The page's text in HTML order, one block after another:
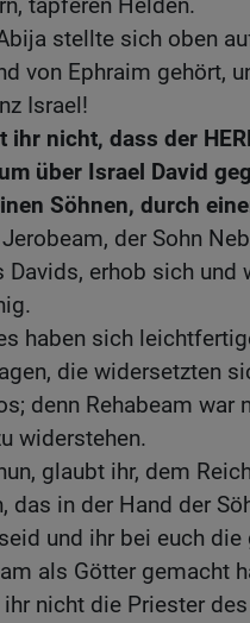
tapferen Helden.
stellte sich oben
von Ephraim gehört,
Israel!
ihr nicht, dass der
über Israel David
Söhnen, durch
der Sohn
Davids, erhob sich und
haben sich
die widersetzten
denn Rehabeam war
widerstehen.
glaubt ihr, dem
das in der Hand der
und ihr bei euch
als Götter gemacht
nicht die Priester